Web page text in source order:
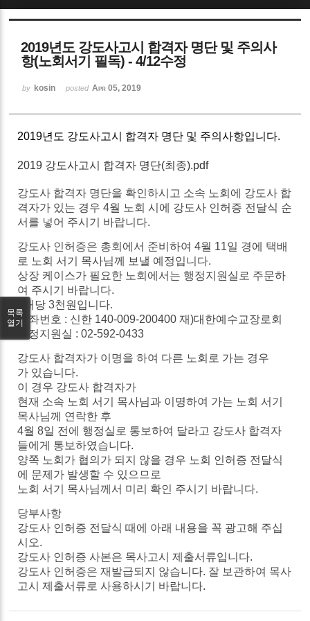
2019년도 강도사고시 합격자 명단 및 주의사
항(노회서기 필독) - 4/12수정
by kosin posted Apr 05, 2019
2019년도 강도사고시 합격자 명단 및 주의사항입니다.
2019 강도사고시 합격자 명단(최종).pdf
강도사 합격자 명단을 확인하시고 소속 노회에 강도사 합
격자가 있는 경우 4월 노회 시에 강도사 인허증 전달식 순
서를 넣어 주시기 바랍니다.
강도사 인허증은 총회에서 준비하여 4월 11일 경에 택배
로 노회 서기 목사님께 보낼 예정입니다.
상장 케이스가 필요한 노회에서는 행정지원실로 주문하
여 주시기 바랍니다.
개당 3천원입니다.
계좌번호 : 신한 140-009-200400재)대한예수교장로회
행정지원실 : 02-592-0433
강도사 합격자가 이명을 하여 다른 노회로 가는 경우
가 있습니다.
이
경우 강도사 합격자가
현재 소속 노회 서기 목사님과 이명하여 가는 노회 서기
목사님께 연락한 후
4월 8일 전에 행정실로 통보하여 달라고 강도사 합격자
들에게 통보하였습니다.
양쪽 노회가 협의가 되지 않을 경우 노회 인허증 전달식
에 문제가 발생할 수 있으므로
노회 서기 목사님께서 미리 확인 주시기 바랍니다.
당부사항
강도사 인허증 전달식 때에 아래 내용을 꼭 광고해 주십
시오.
강도사 인허증 사본은 목사고시 제출서류입니다.
강도사 인허증은 재발급되지 않습니다. 잘 보관하여 목사
고시
제출서류로 사용하시기 바랍니다.
목록
열기
Sketchbook5, 스케치북5
Sketchbook5, 스케치북5